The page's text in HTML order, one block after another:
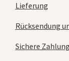
Lieferung
Rücksendung
Sichere Zahlung